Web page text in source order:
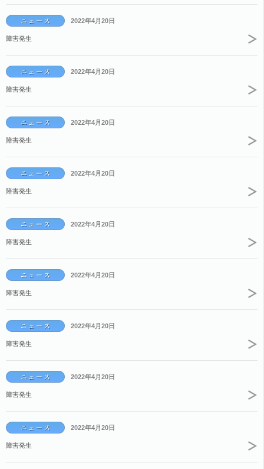
2022年4月20日
障害発生
2022年4月20日
障害発生
2022年4月20日
障害発生
2022年4月20日
障害発生
2022年4月20日
障害発生
2022年4月20日
障害発生
2022年4月20日
障害発生
2022年4月20日
障害発生
2022年4月20日
障害発生